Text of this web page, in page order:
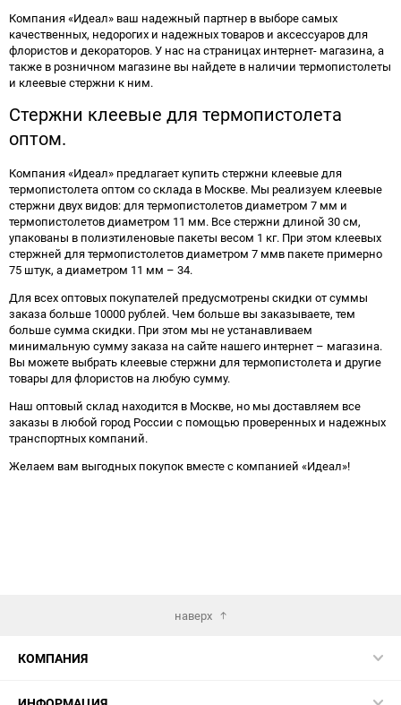
Компания «Идеал» ваш надежный партнер в выборе самых
качественных, недорогих и надежных товаров и аксессуаров для
флористов и декораторов. У нас на страницах интернет- магазина, а
также в розничном магазине вы найдете в наличии термопистолеты
и клеевые стержни к ним.
Стержни клеевые для термопистолета
оптом.
Компания «Идеал» предлагает купить стержни клеевые для
термопистолета оптом со склада в Москве. Мы реализуем клеевые
стержни двух видов: для термопистолетов диаметром 7 мм и
термопистолетов диаметром 11 мм. Все стержни длиной 30 см,
упакованы в полиэтиленовые пакеты весом 1 кг. При этом клеевых
стержней для термопистолетов диаметром 7 ммв пакете примерно
75 штук, а диаметром 11 мм – 34.
Для всех оптовых покупателей предусмотрены скидки от суммы
заказа больше 10000 рублей. Чем больше вы заказываете, тем
больше сумма скидки. При этом мы не устанавливаем
минимальную сумму заказа на сайте нашего интернет – магазина.
Вы можете выбрать клеевые стержни для термопистолета и другие
товары для флористов на любую сумму.
Наш оптовый склад находится в Москве, но мы доставляем все
заказы в любой город России с помощью проверенных и надежных
транспортных компаний.
Желаем вам выгодных покупок вместе с компанией «Идеал»!
наверх
КОМПАНИЯ